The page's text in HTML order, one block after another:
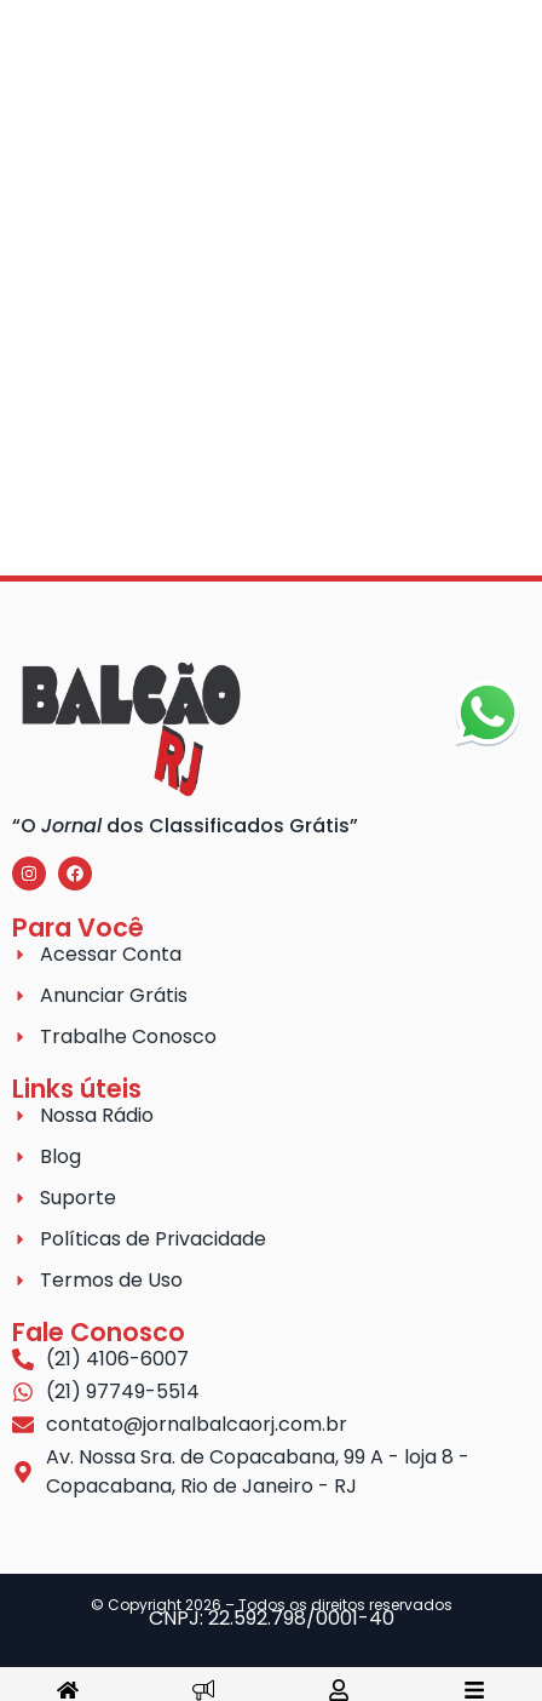
“O Jornaldos Classificados Grátis”
Para Você
Acessar Conta
Anunciar Grátis
Trabalhe Conosco
Links úteis
Nossa Rádio
Blog
Suporte
Políticas de Privacidade
Termos de Uso
Fale Conosco
(21) 4106-6007
(21) 97749-5514
contato@jornalbalcaorj.com.br
Av. Nossa Sra. de Copacabana, 99 A - loja 8 -
Copacabana, Rio de Janeiro - RJ
© Copyright 2026 – Todos os direitos reservados
CNPJ: 22.592.798/0001-40